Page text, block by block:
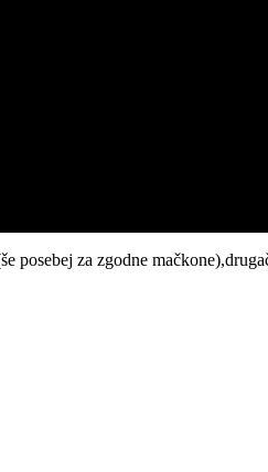
posebej za zgodne